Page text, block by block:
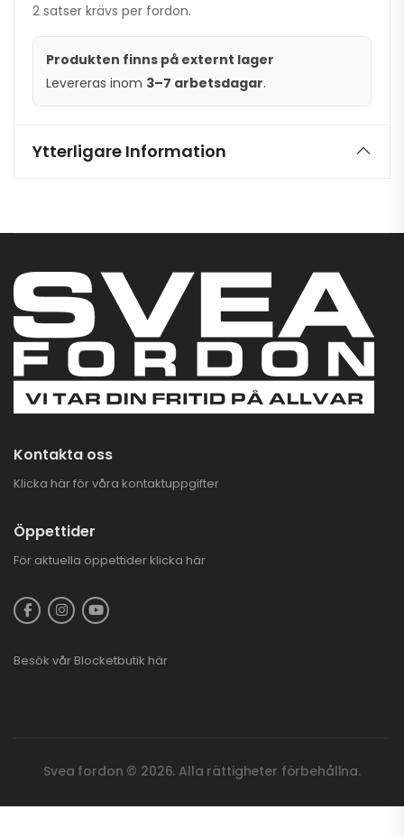
2 satser krävs per fordon.
Produkten finns på externt lager
Levereras inom 3–7 arbetsdagar.
Ytterligare Information
Kontakta oss
Klicka här för våra kontaktuppgifter
Öppettider
För aktuella öppettider klicka här
Besök vår Blocketbutik här
Svea fordon © 2026. Alla rättigheter förbehållna.